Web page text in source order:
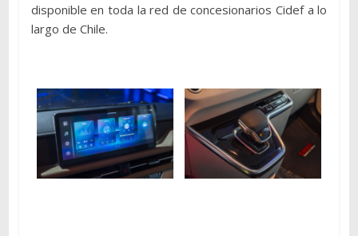
disponible en toda la red de concesionarios Cidef a lo
largo de Chile.